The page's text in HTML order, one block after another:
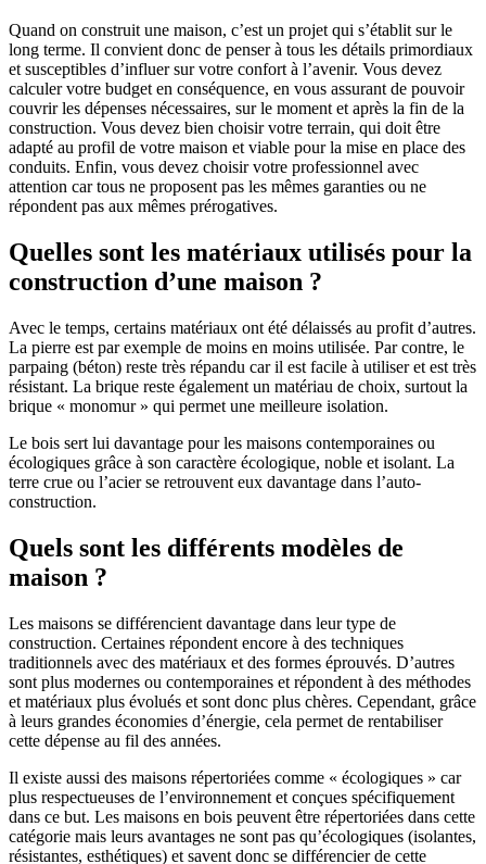
Quand on construit une maison, c’est un projet qui s’établit sur le
long terme. Il convient donc de penser à tous les détails primordiaux
et susceptibles d’influer sur votre confort à l’avenir. Vous devez
calculer votre budget en conséquence, en vous assurant de pouvoir
couvrir les dépenses nécessaires, sur le moment et après la fin de la
construction. Vous devez bien choisir votre terrain, qui doit être
adapté au profil de votre maison et viable pour la mise en place des
conduits. Enfin, vous devez choisir votre professionnel avec
attention car tous ne proposent pas les mêmes garanties ou ne
répondent pas aux mêmes prérogatives.
Quelles sont les matériaux utilisés pour la
construction d’une maison ?
Avec le temps, certains matériaux ont été délaissés au profit d’autres.
La pierre est par exemple de moins en moins utilisée. Par contre, le
parpaing (béton) reste très répandu car il est facile à utiliser et est très
résistant. La brique reste également un matériau de choix, surtout la
brique « monomur » qui permet une meilleure isolation.
Le bois sert lui davantage pour les maisons contemporaines ou
écologiques grâce à son caractère écologique, noble et isolant. La
terre crue ou l’acier se retrouvent eux davantage dans l’auto-
construction.
Quels sont les différents modèles de
maison ?
Les maisons se différencient davantage dans leur type de
construction. Certaines répondent encore à des techniques
traditionnels avec des matériaux et des formes éprouvés. D’autres
sont plus modernes ou contemporaines et répondent à des méthodes
et matériaux plus évolués et sont donc plus chères. Cependant, grâce
à leurs grandes économies d’énergie, cela permet de rentabiliser
cette dépense au fil des années.
Il existe aussi des maisons répertoriées comme « écologiques » car
plus respectueuses de l’environnement et conçues spécifiquement
dans ce but. Les maisons en bois peuvent être répertoriées dans cette
catégorie mais leurs avantages ne sont pas qu’écologiques (isolantes,
résistantes, esthétiques) et savent donc se différencier de cette